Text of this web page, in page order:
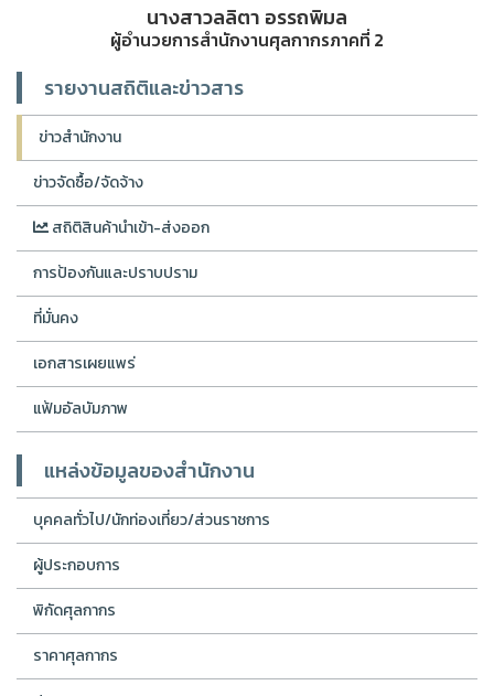
นางสาวลลิตา อรรถพิมล
ผู้อำนวยการสำนักงานศุลกากรภาคที่ 2
รายงานสถิติและข่าวสาร
ข่าวสำนักงาน
ข่าวจัดซื้อ/จัดจ้าง
สถิติสินค้านำเข้า-ส่งออก
การป้องกันและปราบปราม
ที่มั่นคง
เอกสารเผยแพร่
แฟ้มอัลบัมภาพ
แหล่งข้อมูลของสำนักงาน
บุคคลทั่วไป/นักท่องเที่ยว/ส่วนราชการ
ผู้ประกอบการ
พิกัดศุลกากร
ราคาศุลกากร